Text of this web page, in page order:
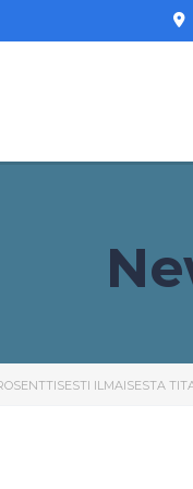
ILMAISESTA